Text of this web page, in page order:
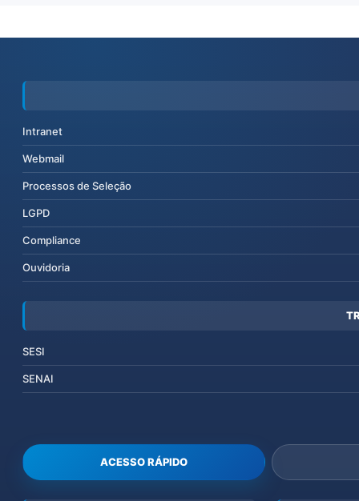
Intranet
Webmail
Processos de Seleção
LGPD
Compliance
Ouvidoria
SESI
SENAI
ACESSO RÁPIDO